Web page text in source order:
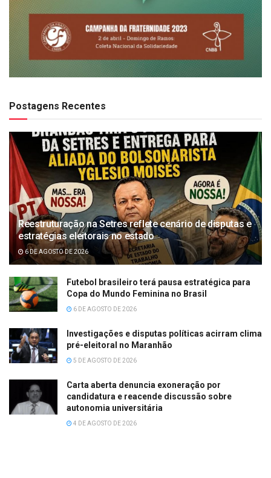
Postagens Recentes
Reestruturação na Setres reflete cenário de disputas e
estratégias eleitorais no estado
6 DE AGOSTO DE 2026
Futebol brasileiro terá pausa estratégica para
Copa do Mundo Feminina no Brasil
6 DE AGOSTO DE 2026
Investigações e disputas políticas acirram clima
pré-eleitoral no Maranhão
5 DE AGOSTO DE 2026
Carta aberta denuncia exoneração por
candidatura e reacende discussão sobre
autonomia universitária
4 DE AGOSTO DE 2026